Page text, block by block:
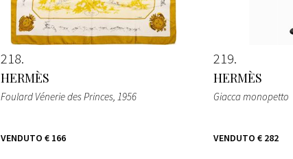
218
HERMÈS
Foulard Vénerie des Princes, 1956
VENDUTO € 166
219
HERMÈS
Giacca monopetto
VENDUTO € 282